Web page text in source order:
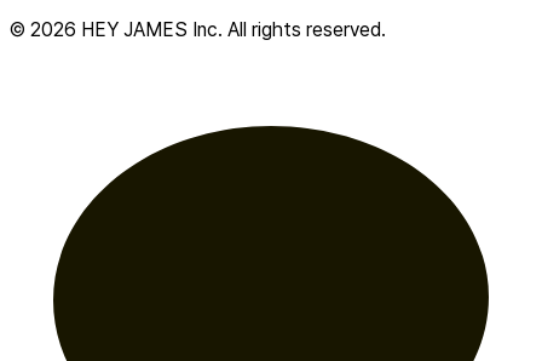
© 2026 HEY JAMES Inc. All rights reserved.